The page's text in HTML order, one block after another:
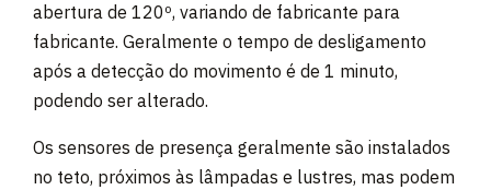
abertura de 120º, variando de fabricante para
fabricante. Geralmente o tempo de desligamento
após a detecção do movimento é de 1 minuto,
podendo ser alterado.
Os sensores de presença geralmente são instalados
no teto, próximos às lâmpadas e lustres, mas podem